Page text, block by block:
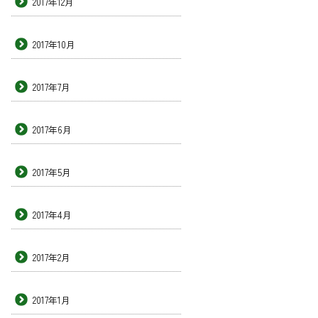
2017年10月
2017年7月
2017年6月
2017年5月
2017年4月
2017年2月
2017年1月